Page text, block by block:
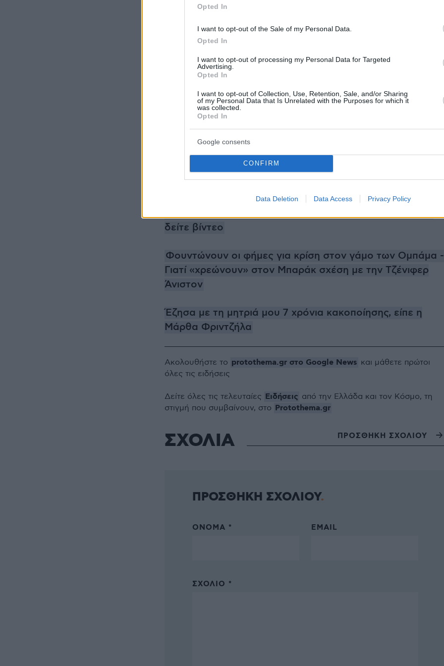
Opted In
I want to opt-out of the Sale of my Personal Data.
Opted In
I want to opt-out of processing my Personal Data for Targeted
Advertising.
Opted In
I want to opt-out of Collection, Use, Retention, Sale, and/or Sharing
of my Personal Data that Is Unrelated with the Purposes for which it
was collected.
Opted In
Google consents
CONFIRM
Data Deletion Data Access Privacy Policy
Ειδήσεις σήμερα:
«Επειδή είσαι κομμουνιστής κάνεις ό,τι θέλεις;» - Τι
δείτε βίντεο
Φουντώνουν οι φήμες για κρίση στον γάμο των Ομπάμα -
Γιατί «χρεώνουν» στον Μπαράκ σχέση με την Τζένιφερ
Άνιστον
Έζησα με τη μητριά μου 7 χρόνια κακοποίησης, είπε η
Μάρθα Φριντζήλα
Ακολουθήστε το protothema.gr στο Google News και μάθετε πρώτοι
όλες τις ειδήσεις
Δείτε όλες τις τελευταίες Ειδήσεις από την Ελλάδα και τον Κόσμο, τη
στιγμή που συμβαίνουν, στο Protothema.gr
ΣΧΟΛΙΑ ΠΡΟΣΘΗΚΗ ΣΧΟΛΙΟΥ
ΠΡΟΣΘΗΚΗ ΣΧΟΛΙΟΥ
ΌΝΟΜΑ * EMAIL
ΣΧΌΛΙΟ *